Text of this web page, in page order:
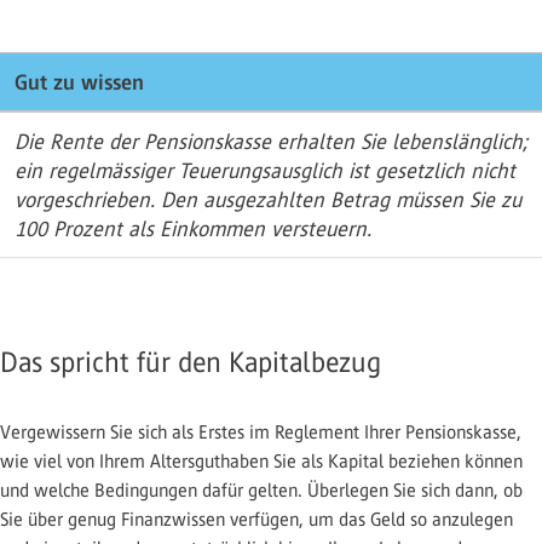
Gut zu wissen
Die Rente der Pensionskasse erhalten Sie lebenslänglich;
ein regelmässiger Teuerungsausglich ist gesetzlich nicht
vorgeschrieben. Den ausgezahlten Betrag müssen Sie zu
100 Prozent als Einkommen versteuern.
Das spricht für den Kapitalbezug
Vergewissern Sie sich als Erstes im Reglement Ihrer Pensionskasse,
wie viel von Ihrem Altersguthaben Sie als Kapital beziehen können
und welche Bedingungen dafür gelten. Überlegen Sie sich dann, ob
Sie über genug Finanzwissen verfügen, um das Geld so anzulegen